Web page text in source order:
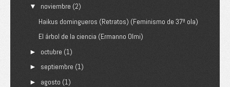
▼ noviembre (2)
Haikus domingueros (Retratos) (Feminismo de 37ª ola)
El árbol de la ciencia (Ermanno Olmi)
► octubre (1)
► septiembre (1)
► agosto (1)